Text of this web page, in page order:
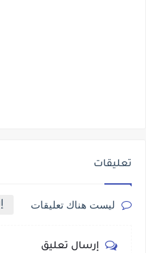
تعليقات
ليست هناك تعليقات
إرسال تعليق